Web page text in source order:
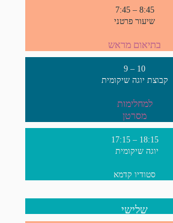
7:45 – 8:45
שיעור פרטני
בתיאום מראש
9 – 10
קבוצת יוגה שיקומית
למחלימות
מסרטן
17:15 – 18:15
יוגה שיקומית
סטודיו קדמא
שלישי